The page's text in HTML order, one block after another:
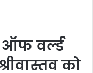
वर्ल्ड
को